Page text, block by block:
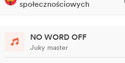
społecznościowych
NO WORD OFF
Juky master